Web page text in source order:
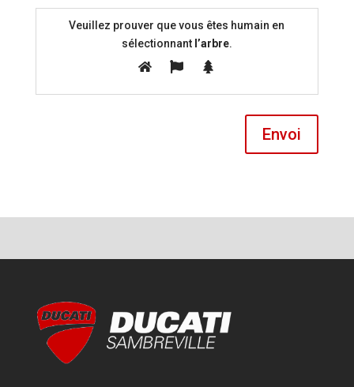
Veuillez prouver que vous êtes humain en
sélectionnantl’arbre.
Envoi